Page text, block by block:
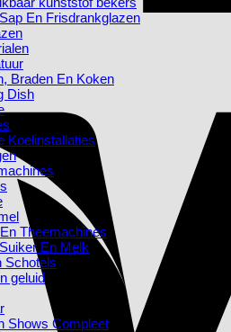
En Frisdrankglazen
Braden En Koken
Dish
Koelinstallaties
Theemachines
En Melk
Schotels
geluid
Shows Compleet